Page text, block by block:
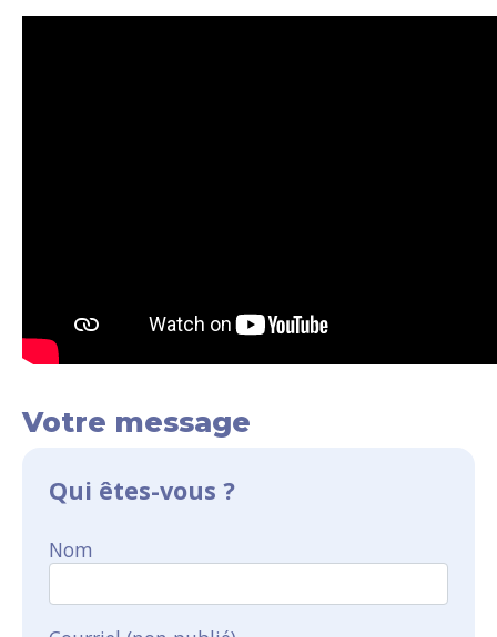
Votre message
Qui êtes-vous ?
Nom